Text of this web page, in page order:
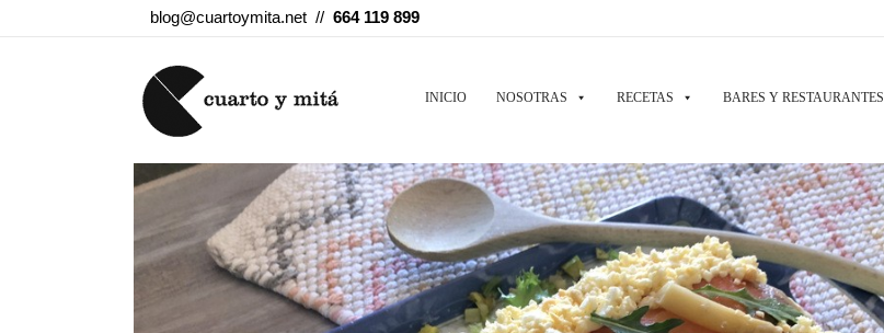
blog@cuartoymita.net // 664 119 899
INICIO NOSOTRAS RECETAS BARES Y RESTAURANTES